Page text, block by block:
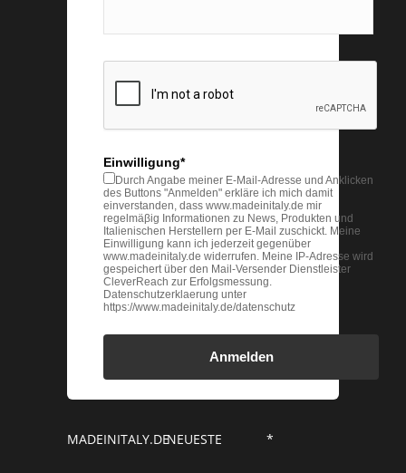
Einwilligung*
Durch Angabe meiner E-Mail-Adresse und Anklicken
des Buttons "Anmelden" erkläre ich mich damit
einverstanden, dass www.madeinitaly.de mir
regelmäβig Informationen zu News, Produkten und
Italienischen Herstellern per E-Mail zuschickt. Meine
Einwilligung kann ich jederzeit gegenüber
www.madeinitaly.de widerrufen. Meine IP-Adresse wird
gespeichert über den Mail-Versender Dienstleister
CleverReach zur Erfolgsmessung.
Datenschutzerklaerung unter
https://www.madeinitaly.de/datenschutz
Anmelden
MADEINITALY.DENEUESTE *